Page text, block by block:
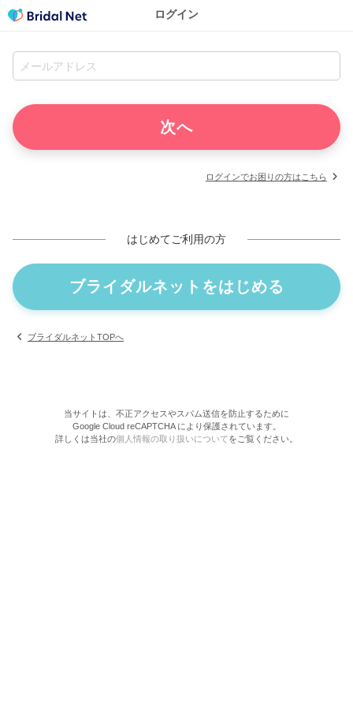
ログイン
ログインでお困りの方はこちら
はじめてご利用の方
ブライダルネットをはじめる
ブライダルネットTOPへ
当サイトは、不正アクセスやスパム送信を防止するために
Google Cloud reCAPTCHA により保護されています。
詳しくは当社の個人情報の取り扱いについてをご覧ください。